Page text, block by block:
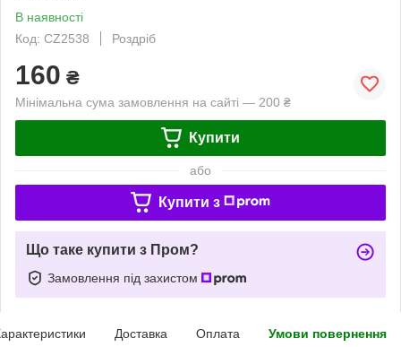
В наявності
Код: CZ2538
Роздріб
160 ₴
Мінімальна сума замовлення на сайті — 200 ₴
Купити
або
Купити з
Що таке купити з Пром?
Замовлення під захистом
Доставка Оплата Умови повернення